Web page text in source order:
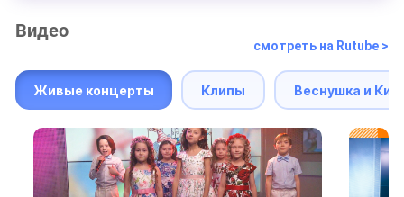
Видео
смотреть на Rutube >
Живые концерты Клипы Веснушка и